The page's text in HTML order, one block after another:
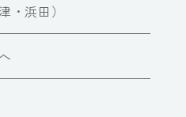
・浜田）